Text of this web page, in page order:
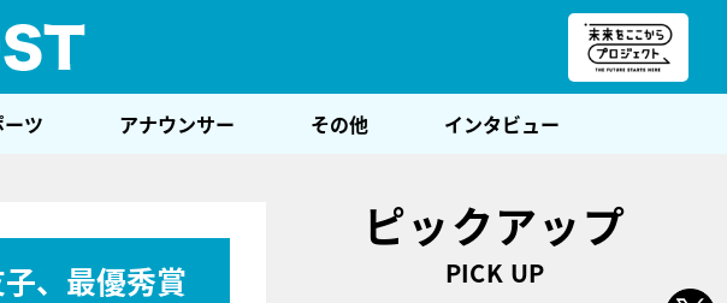
ツ アナウンサー その他 インタビュー
、最優秀賞
ピックアップ
PICK UP